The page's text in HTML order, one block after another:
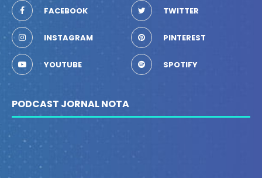
FACEBOOK TWITTER
INSTAGRAM PINTEREST
YOUTUBE SPOTIFY
PODCAST JORNAL NOTA